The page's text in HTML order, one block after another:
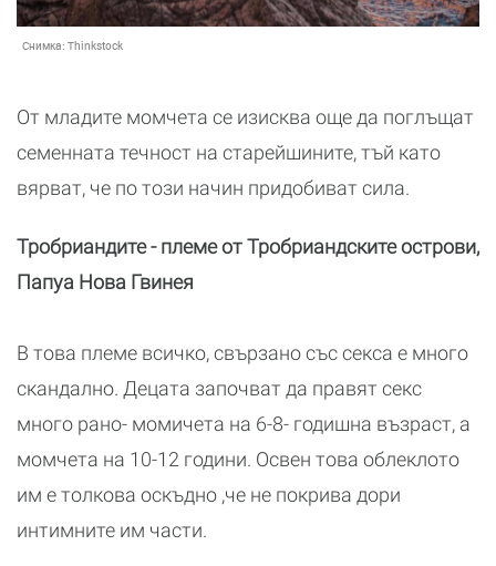
Снимка: Thinkstock
От младите момчета се изисква още да поглъщат
семенната течност на старейшините, тъй като
вярват, че по този начин придобиват сила.
Тробриандите - племе от Тробриандските острови,
Папуа Нова Гвинея
В това племе всичко, свързано със секса е много
скандално. Децата започват да правят секс
много рано- момичета на 6-8- годишна възраст, а
момчета на 10-12 години. Освен това облеклото
им е толкова оскъдно ,че не покрива дори
интимните им части.